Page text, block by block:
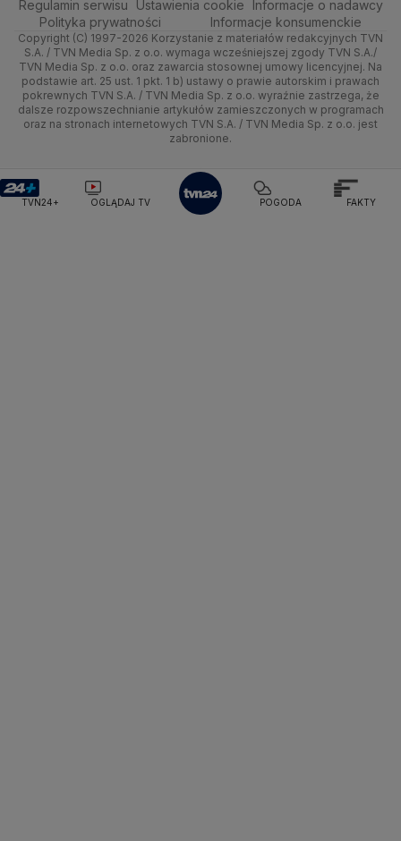
Pogoda GąskiPogoda PłońskPogoda Rawicz
Pogoda Łeba Pogoda Puck
Pogoda Chorzów
Pogoda KartuzyPogoda WołominPogoda Kluczbork
Pogoda RadomskoPogoda BochniaPogoda Brodnica
Pogoda Krynica MorskaPogoda Kutno
Pogoda GnieznoPogoda Jelenia Góra
Pogoda Tarnowskie Góry
Pogoda Krynica-Zdrój
Pogoda Szklarska Poręba
Pogoda Suwałki Pogoda Radom
Podróże
Smog
Ciekawostki
Quizy
Wrocław
Kielce
Kujawsko-pomorskie
Lublin
Olsztyn
Dla firm
Handel
Ze świata
Tech
Dla seniora
Sporty zimowe
Lekkoatletyka
Siatkówka
F1
Polityka
Zdrowie
Tech
Nauka
Wyślij zgłoszenie
Dzień Dobry TVN
Uwaga TVN
HGTV
TVN Turbo
TVN7
Centrum pomocy
Test zgodności
Oglądaj na TV
Zrealizuj voucher
Regulamin serwisu Ustawienia cookie
Informacje o nadawcy
Polityka prywatności
Informacje konsumenckie
Copyright (C) 1997-2026 Korzystanie z materiałów redakcyjnych TVN
S.A. / TVN Media Sp. z o.o. wymaga wcześniejszej zgody TVN S.A./
TVN Media Sp. z o.o. oraz zawarcia stosownej umowy licencyjnej. Na
podstawie art. 25 ust. 1 pkt. 1 b) ustawy o prawie autorskim i prawach
pokrewnych TVN S.A. / TVN Media Sp. z o.o. wyraźnie zastrzega, że
dalsze rozpowszechnianie artykułów zamieszczonych w programach
oraz na stronach internetowych TVN S.A. / TVN Media Sp. z o.o. jest
zabronione.
TVN24+ OGLĄDAJ TV POGODA FAKTY